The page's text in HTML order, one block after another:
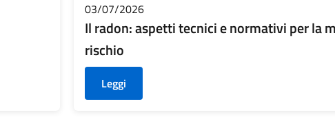
03/07/2026
Il radon: aspetti tecnici e normativi per la
rischio
Leggi